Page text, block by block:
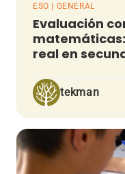
ESO | GENERAL
Evaluación
real en
tekman